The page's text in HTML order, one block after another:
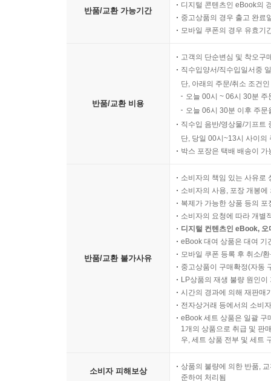
반품/교환 가능기간
디지털 콘텐츠인 eBook의
중고상품의 경우 출고 완료
모바일 쿠폰의 경우 유효기
반품/교환 비용
고객의 단순변심 및 착오구
직수입양서/직수입일서중
단, 아래의 주문/취소 조건
오늘 00시 ~ 06시 30분
오늘 06시 30분 이후 주
직수입 음반/영상물/기프트
단, 당일 00시~13시 사이의
박스 포장은 택배 배송이
반품/교환 불가사유
소비자의 책임 있는 사유로
소비자의 사용, 포장 개봉
복제가 가능한 상품 등의
소비자의 요청에 따라 개별
디지털 컨텐츠인 eBook,
eBook 대여 상품은 대여 기
모바일 쿠폰 등록 후 취소/
중고상품이 구매확정(자동
LP상품의 재생 불량 원인
시간의 경과에 의해 재판매
전자상거래 등에서의 소비
eBook 세트 상품은 일괄 구
1개의 상품으로 취급 및 판
우, 세트 상품 전부 및 세트
소비자 피해보상
상품의 불량에 의한 반품,
준하여 처리됨